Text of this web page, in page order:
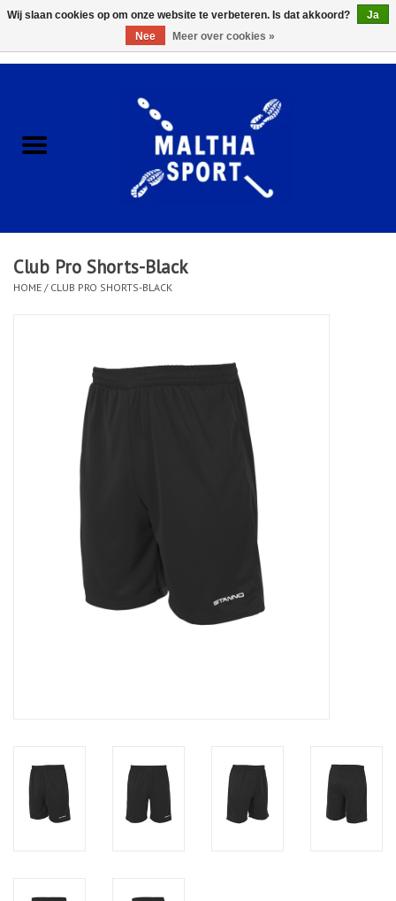
ACCESSOIRES/HARDWARE
KLEDING
CLUBSHOPS
Afspraak Loop Analyse
Club Pro Shorts-Black
HOME / CLUB PRO SHORTS-BLACK
Wij slaan cookies op om onze website te verbeteren. Is dat akkoord?
Ja
Nee
Meer over cookies »